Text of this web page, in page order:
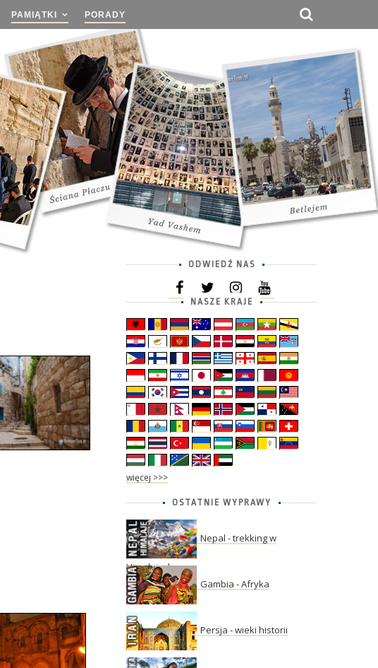
PAMIĄTKI PORADY
ODWIEDŹ NAS
NASZE KRAJE
więcej >>>
OSTATNIE WYPRAWY
Nepal - trekking w
Himalajach
Gambia - Afryka
Persja - wieki historii